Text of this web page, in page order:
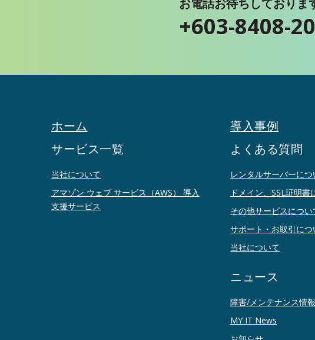
お電話お待ちしておりま
+603-8408-
ホーム
サービス一覧
当社について
アマゾン ウェブ サービス（AWS） 導入
支援サービス
導入事例
よくある質問
レンタルサーバーにつ
ドメイン、SSL証明書
その他サービスについ
サポート・お取引につ
当社について
ニュース
障害/メンテナンス情報
MY IT News